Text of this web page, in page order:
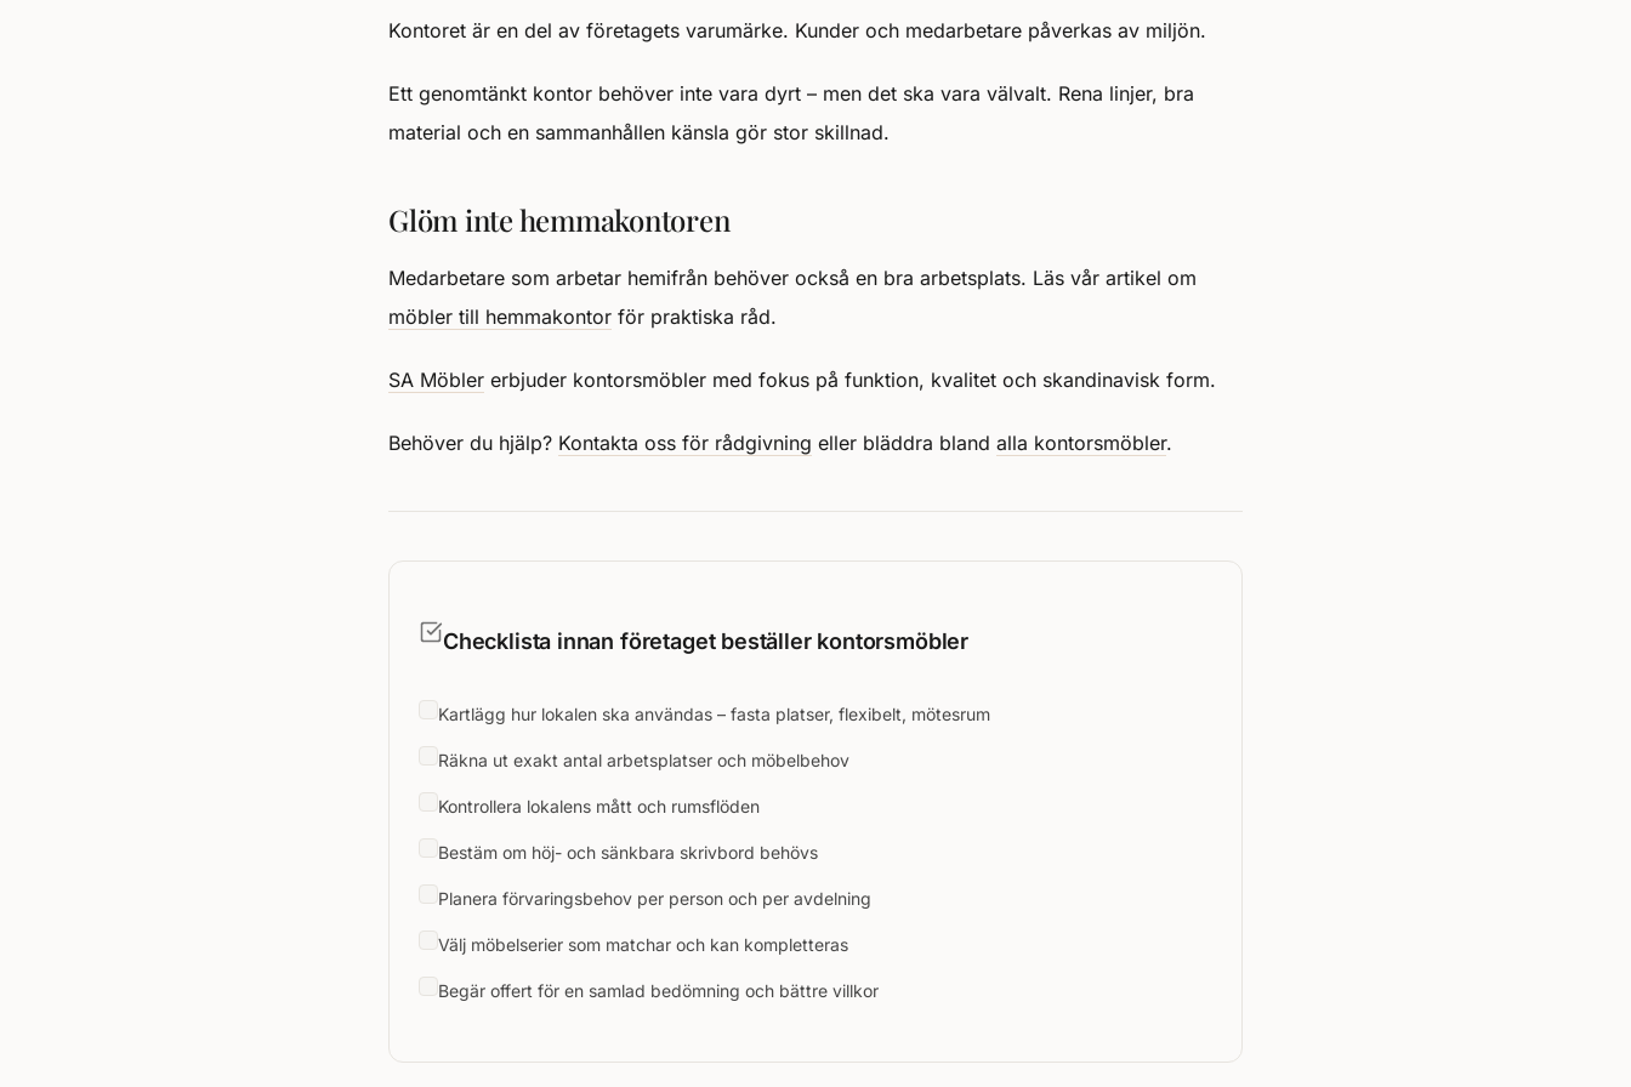
Kontoret är en del av företagets varumärke. Kunder och medarbetare påverkas av miljön.
Ett genomtänkt kontor behöver inte vara dyrt – men det ska vara välvalt. Rena linjer, bra
material och en sammanhållen känsla gör stor skillnad.
Glöm inte hemmakontoren
Medarbetare som arbetar hemifrån behöver också en bra arbetsplats. Läs vår artikel om
möbler till hemmakontor för praktiska råd.
SA Möbler erbjuder kontorsmöbler med fokus på funktion, kvalitet och skandinavisk form.
Behöver du hjälp? Kontakta oss för rådgivning eller bläddra bland alla kontorsmöbler.
Checklista innan företaget beställer kontorsmöbler
Kartlägg hur lokalen ska användas – fasta platser, flexibelt, mötesrum
Räkna ut exakt antal arbetsplatser och möbelbehov
Kontrollera lokalens mått och rumsflöden
Bestäm om höj- och sänkbara skrivbord behövs
Planera förvaringsbehov per person och per avdelning
Välj möbelserier som matchar och kan kompletteras
Begär offert för en samlad bedömning och bättre villkor